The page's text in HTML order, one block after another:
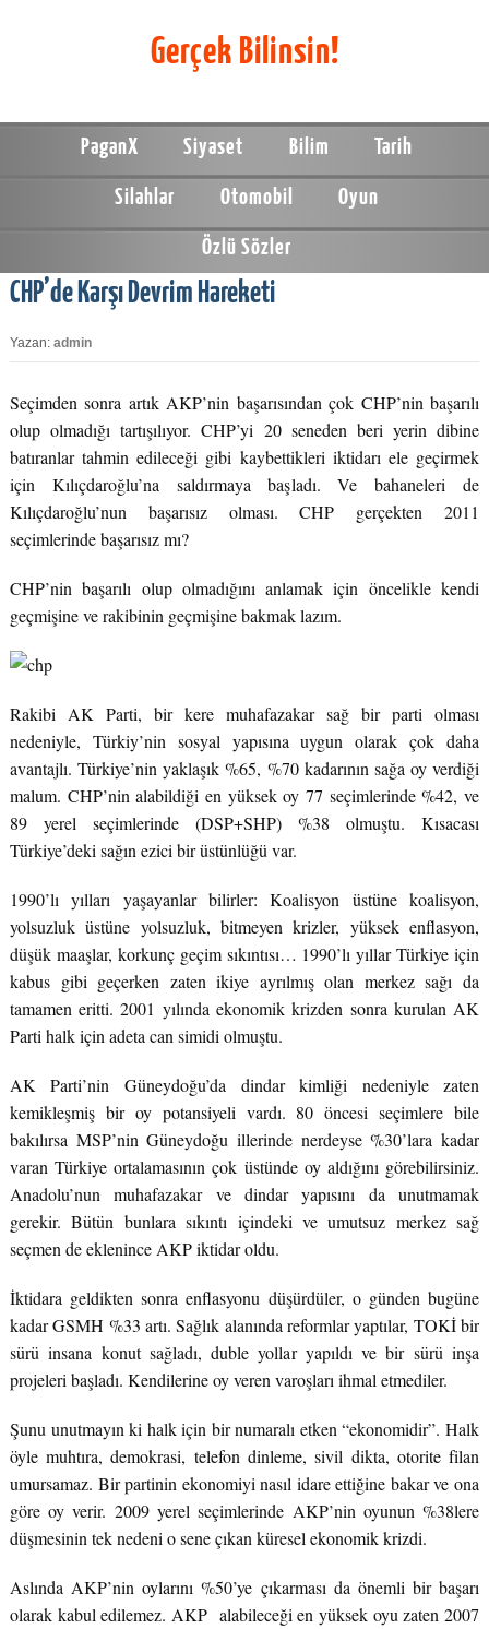
Gerçek Bilinsin!
PaganX Siyaset Bilim Tarih
Silahlar Otomobil Oyun
Özlü Sözler
CHP’de Karşı Devrim Hareketi
Yazan: admin
Seçimden sonra artık AKP’nin başarısından çok CHP’nin başarılı
olup olmadığı tartışılıyor. CHP’yi 20 seneden beri yerin dibine
batıranlar tahmin edileceği gibi kaybettikleri iktidarı ele geçirmek
için Kılıçdaroğlu’na saldırmaya başladı. Ve bahaneleri de
Kılıçdaroğlu’nun başarısız olması. CHP gerçekten 2011
seçimlerinde başarısız mı?
CHP’nin başarılı olup olmadığını anlamak için öncelikle kendi
geçmişine ve rakibinin geçmişine bakmak lazım.
Rakibi AK Parti, bir kere muhafazakar sağ bir parti olması
nedeniyle, Türkiy’nin sosyal yapısına uygun olarak çok daha
avantajlı. Türkiye’nin yaklaşık %65, %70 kadarının sağa oy verdiği
malum. CHP’nin alabildiği en yüksek oy 77 seçimlerinde %42, ve
89 yerel seçimlerinde (DSP+SHP) %38 olmuştu. Kısacası
Türkiye’deki sağın ezici bir üstünlüğü var.
1990’lı yılları yaşayanlar bilirler: Koalisyon üstüne koalisyon,
yolsuzluk üstüne yolsuzluk, bitmeyen krizler, yüksek enflasyon,
düşük maaşlar, korkunç geçim sıkıntısı… 1990’lı yıllar Türkiye için
kabus gibi geçerken zaten ikiye ayrılmış olan merkez sağı da
tamamen eritti. 2001 yılında ekonomik krizden sonra kurulan AK
Parti halk için adeta can simidi olmuştu.
AK Parti’nin Güneydoğu’da dindar kimliği nedeniyle zaten
kemikleşmiş bir oy potansiyeli vardı. 80 öncesi seçimlere bile
bakılırsa MSP’nin Güneydoğu illerinde nerdeyse %30’lara kadar
varan Türkiye ortalamasının çok üstünde oy aldığını görebilirsiniz.
Anadolu’nun muhafazakar ve dindar yapısını da unutmamak
gerekir. Bütün bunlara sıkıntı içindeki ve umutsuz merkez sağ
seçmen de eklenince AKP iktidar oldu.
İktidara geldikten sonra enflasyonu düşürdüler, o günden bugüne
kadar GSMH %33 artı. Sağlık alanında reformlar yaptılar, TOKİ bir
sürü insana konut sağladı, duble yollar yapıldı ve bir sürü inşa
projeleri başladı. Kendilerine oy veren varoşları ihmal etmediler.
Şunu unutmayın ki halk için bir numaralı etken “ekonomidir”. Halk
öyle muhtıra, demokrasi, telefon dinleme, sivil dikta, otorite filan
umursamaz. Bir partinin ekonomiyi nasıl idare ettiğine bakar ve ona
göre oy verir. 2009 yerel seçimlerinde AKP’nin oyunun %38lere
düşmesinin tek nedeni o sene çıkan küresel ekonomik krizdi.
Aslında AKP’nin oylarını %50’ye çıkarması da önemli bir başarı
olarak kabul edilemez. AKP alabileceği en yüksek oyu zaten 2007